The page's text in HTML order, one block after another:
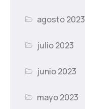
agosto 2023
julio 2023
junio 2023
mayo 2023